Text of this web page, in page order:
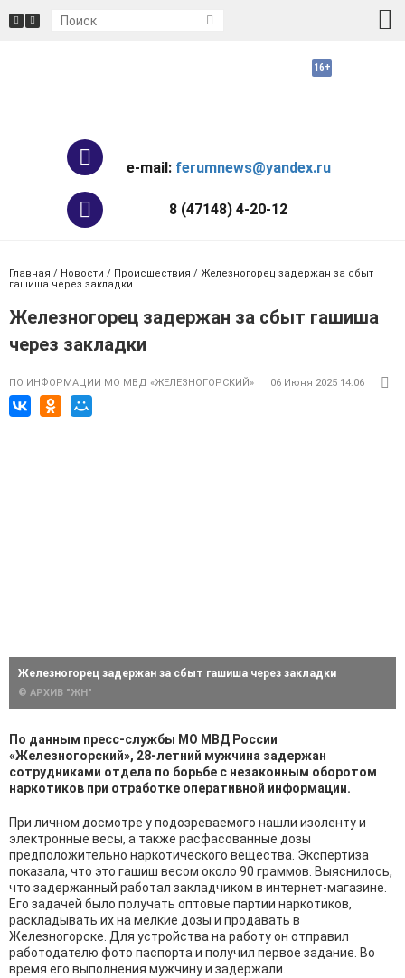
e-mail: ferumnews@yandex.ru
8 (47148) 4-20-12
Главная / Новости / Происшествия / Железногорец задержан за сбыт
гашиша через закладки
Железногорец задержан за сбыт гашиша
через закладки
ПО ИНФОРМАЦИИ МО МВД «ЖЕЛЕЗНОГОРСКИЙ» 06 Июня 2025 14:06
Железногорец задержан за сбыт гашиша через закладки
© АРХИВ "ЖН"
По данным пресс-службы МО МВД России
«Железногорский», 28-летний мужчина задержан
сотрудниками отдела по борьбе с незаконным оборотом
наркотиков при отработке оперативной информации.
При личном досмотре у подозреваемого нашли изоленту и
электронные весы, а также расфасованные дозы
предположительно наркотического вещества. Экспертиза
показала, что это гашиш весом около 90 граммов. Выяснилось,
что задержанный работал закладчиком в интернет-магазине.
Его задачей было получать оптовые партии наркотиков,
раскладывать их на мелкие дозы и продавать в
Железногорске. Для устройства на работу он отправил
работодателю фото паспорта и получил первое задание. Во
время его выполнения мужчину и задержали.